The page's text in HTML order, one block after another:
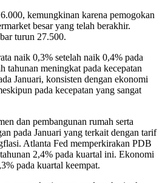
kemungkinan karena pemogokan
besar yang telah berakhir.
turun 27.500.
naik 0,3% setelah naik 0,4% pada
tahunan meningkat pada kecepatan
Januari, konsisten dengan ekonomi
pada kecepatan yang sangat
dan pembangunan rumah serta
pada Januari yang terkait dengan tarif
Atlanta Fed memperkirakan PDB
2,4% pada kuartal ini. Ekonomi
pada kuartal keempat.